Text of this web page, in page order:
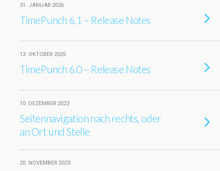
31. JANUAR 2026
TimePunch 6.1 – Release Notes
13. OKTOBER 2025
TimePunch 6.0 – Release Notes
10. DEZEMBER 2023
Seitennavigation nach rechts, oder
an Ort und Stelle
20. NOVEMBER 2023